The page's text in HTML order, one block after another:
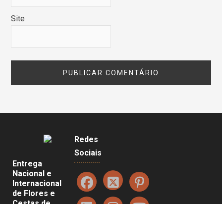
Site
Entrega
Nacional e
Internacional
de Flores e
Redes
Sociais